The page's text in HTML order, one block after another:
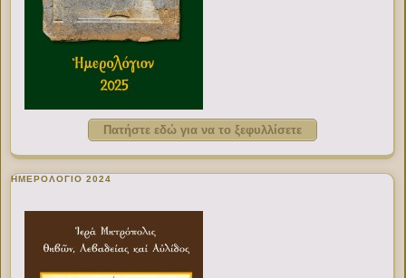
Πατήστε εδώ για να το ξεφυλλίσετε
ΗΜΕΡΟΛΟΓΙΟ 2024